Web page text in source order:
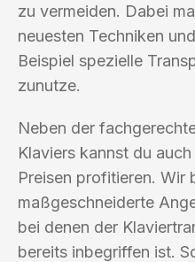
zu vermeiden. Dabei
neuesten Techniken
Beispiel spezielle
zunutze.
Neben der
Klaviers kannst du
Preisen profitieren. Wir
maßgeschneiderte
bei denen der
bereits inbegriffen ist.